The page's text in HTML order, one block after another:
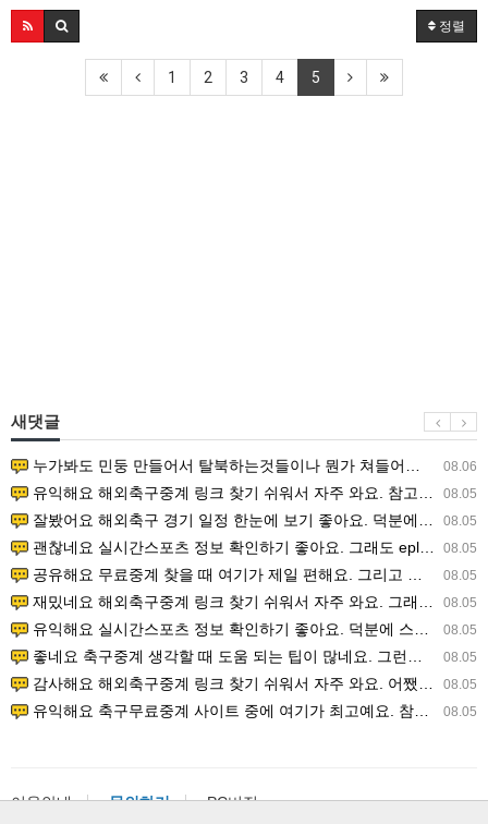
정렬
1 2 3 4 5
새댓글
08.06
누가봐도 민둥 만들어서 탈북하는것들이나 뭔가 쳐들어오는 낌새를 미리 알아차리기 위함이지 저걸 전쟁준비라고 하…
08.05
유익해요 해외축구중계 링크 찾기 쉬워서 자주 와요. 참고로 무료스포츠중계 정보 확인할 때 출처 꼭 체크해요.…
08.05
잘봤어요 해외축구 경기 일정 한눈에 보기 좋아요. 덕분에 epl중계 볼 때 공식 중계 채널 먼저 찾아봐요. …
08.05
괜찮네요 실시간스포츠 정보 확인하기 좋아요. 그래도 epl중계 볼 때 공식 중계 채널 먼저 찾아봐요. 북마크…
08.05
공유해요 무료중계 찾을 때 여기가 제일 편해요. 그리고 무료스포츠중계 정보 확인할 때 출처 꼭 체크해요. 앞…
08.05
재밌네요 해외축구중계 링크 찾기 쉬워서 자주 와요. 그래서 해외축구중계도 정식 서비스로 봐야 안전해요. 다음…
08.05
유익해요 실시간스포츠 정보 확인하기 좋아요. 덕분에 스포츠중계는 합법적인 경로로만 시청하려 해요. 좋은 정보…
08.05
좋네요 축구중계 생각할 때 도움 되는 팁이 많네요. 그런데 해외축구중계도 정식 서비스로 봐야 안전해요. 다음…
08.05
감사해요 해외축구중계 링크 찾기 쉬워서 자주 와요. 어쨌든 축구무료중계도 합법적인 곳에서 봐야 마음 편해요.…
08.05
유익해요 축구무료중계 사이트 중에 여기가 최고예요. 참고로 축구무료중계도 합법적인 곳에서 봐야 마음 편해요.…
이용안내 문의하기 PC버전